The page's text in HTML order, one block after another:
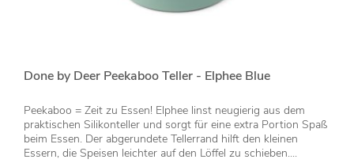
Done by Deer Peekaboo Teller - Elphee Blue
Peekaboo = Zeit zu Essen! Elphee linst neugierig aus dem
praktischen Silikonteller und sorgt für eine extra Portion Spaß
beim Essen. Der abgerundete Tellerrand hilft den kleinen
Essern, die Speisen leichter auf den Löffel zu schieben....